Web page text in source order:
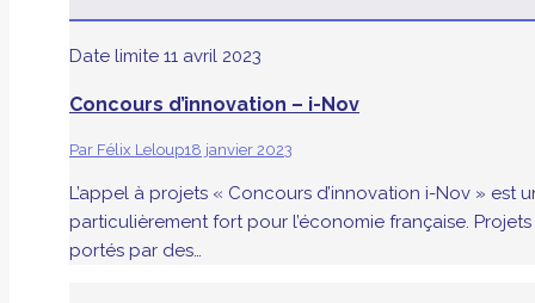
Date limite 11 avril 2023
Concours d’innovation – i-Nov
Par Félix Leloup18 janvier 2023
L’appel à projets « Concours d’innovation i-Nov »
particulièrement fort pour l’économie française.
portés par des…